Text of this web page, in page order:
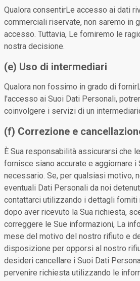
Qualora consentirLe accesso ai dati
commerciali riservate, non saremo in
accesso. Tuttavia, Le forniremo le
nostra decisione.
(e) Uso di intermediari
Qualora non fossimo in grado di
l'accesso ai Suoi Dati Personali,
coinvolgere i servizi di un
(f) Correzione e
È Sua responsabilità assicurarsi che
fornisce siano accurate e aggiornare i
necessario. Se, per qualsiasi motivo,
eventuali Dati Personali da noi
contattarci utilizzando i dettagli forniti
dopo aver ricevuto la Sua richiesta,
correggere le Sue informazioni, La
mese del motivo del nostro rifiuto e
disposizione per opporsi al nostro
desideri cancellare i Suoi Dati
pervenire richiesta utilizzando le